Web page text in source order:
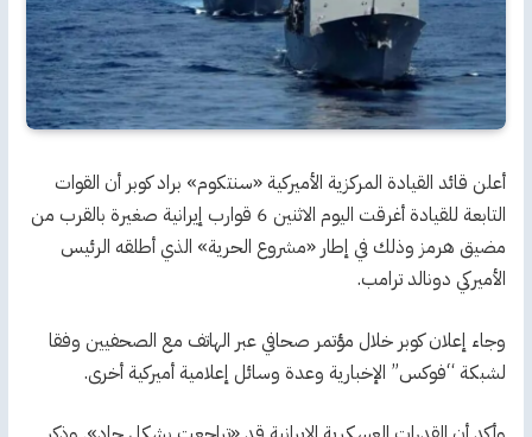
أعلن قائد القيادة المركزية الأميركية «سنتكوم» براد كوبر أن القوات
التابعة للقيادة أغرقت اليوم الاثنين 6 قوارب إيرانية صغيرة بالقرب من
مضيق هرمز وذلك في إطار «مشروع الحرية» الذي أطلقه الرئيس
الأميركي دونالد ترامب.
وجاء إعلان كوبر خلال مؤتمر صحافي عبر الهاتف مع الصحفيين وفقا
لشبكة “فوكس” الإخبارية وعدة وسائل إعلامية أميركية أخرى.